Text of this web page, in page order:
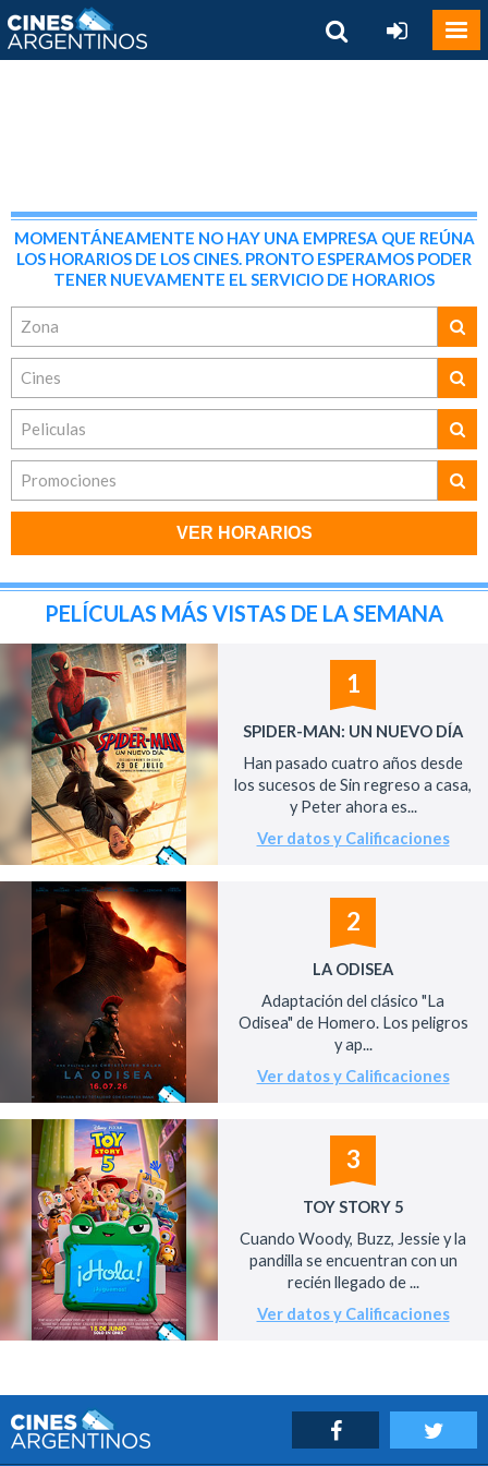
MOMENTÁNEAMENTE NO HAY UNA EMPRESA QUE REÚNA
LOS HORARIOS DE LOS CINES. PRONTO ESPERAMOS PODER
TENER NUEVAMENTE EL SERVICIO DE HORARIOS
Zona
Cines
Peliculas
Promociones
VER HORARIOS
PELÍCULAS MÁS VISTAS DE LA SEMANA
1
SPIDER-MAN: UN NUEVO DÍA
Han pasado cuatro años desde
los sucesos de Sin regreso a casa,
y Peter ahora es...
Ver datos y Calificaciones
2
LA ODISEA
Adaptación del clásico "La
Odisea" de Homero. Los peligros
y ap...
Ver datos y Calificaciones
3
TOY STORY 5
Cuando Woody, Buzz, Jessie y la
pandilla se encuentran con un
recién llegado de ...
Ver datos y Calificaciones